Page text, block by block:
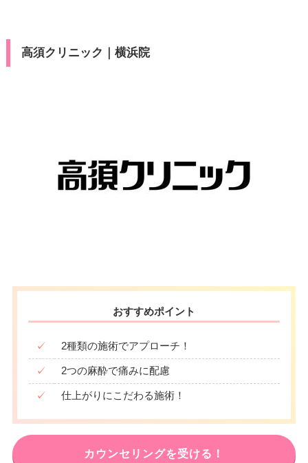
高須クリニック｜横浜院
おすすめポイント
✓ 2種類の施術でアプローチ！
✓ 2つの麻酔で痛みに配慮
✓ 仕上がりにこだわる施術！
カウンセリングを受ける！